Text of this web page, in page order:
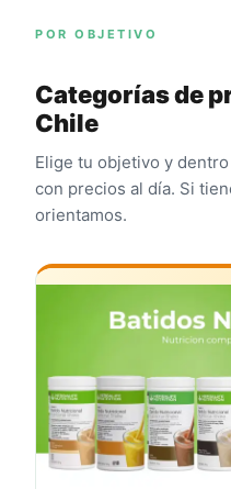
POR OBJETIVO
Categorías de
Chile
Elige tu objetivo y
con precios al día. Si
orientamos.